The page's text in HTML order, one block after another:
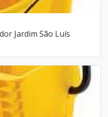
Jardim São Luís